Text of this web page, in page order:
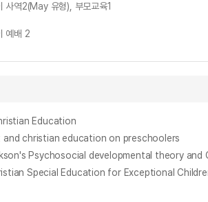
사역2(May 유형), 부모교육1
예배 2
Education
and christian education on preschoolers
Erikson's Psychosocial developmental
Christian Special Education for Exceptional